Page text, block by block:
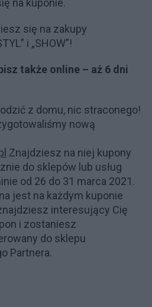
na kuponie.
się na zakupy
i „SHOW”!
także online – aż 6 dni
z domu, nic straconego!
nową
Znajdziesz na niej kupony
do sklepów lub usług
od 26 do 31 marca 2021.
jest na każdym kuponie
interesujący Cię
i zostaniesz
do sklepu
Partnera.